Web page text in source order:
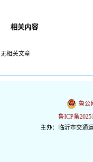
相关内容
无相关文章
鲁公
鲁ICP备
主办：临沂市交通